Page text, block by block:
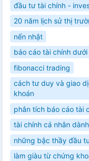
đầu tư tài chính -
20 năm lịch sử thị
nến nhật
báo cáo tài chính
fibonacci trading
cách tư duy và giao
khoán
phân tích báo cáo tài
tài chính cá nhân
những bậc thầy đầu
làm giàu từ chứng